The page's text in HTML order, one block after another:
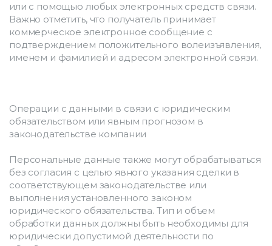
или с помощью любых электронных средств связи.
Важно отметить, что получатель принимает
коммерческое электронное сообщение с
подтверждением положительного волеизъявления,
именем и фамилией и адресом электронной связи.
Операции с данными в связи с юридическим
обязательством или явным прогнозом в
законодательстве компании
Персональные данные также могут обрабатываться
без согласия с целью явного указания сделки в
соответствующем законодательстве или
выполнения установленного законом
юридического обязательства. Тип и объем
обработки данных должны быть необходимы для
юридически допустимой деятельности по